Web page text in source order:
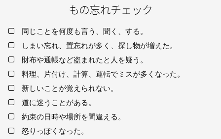
もの忘れチェック
同じことを何度も言う、聞く、する。
しまい忘れ、置忘れが多く、探し物が増えた。
財布や通帳など盗まれたと人を疑う。
料理、片付け、計算、運転でミスが多くなった。
新しいことが覚えられない。
道に迷うことがある。
約束の日時や場所を間違える。
怒りっぽくなった。